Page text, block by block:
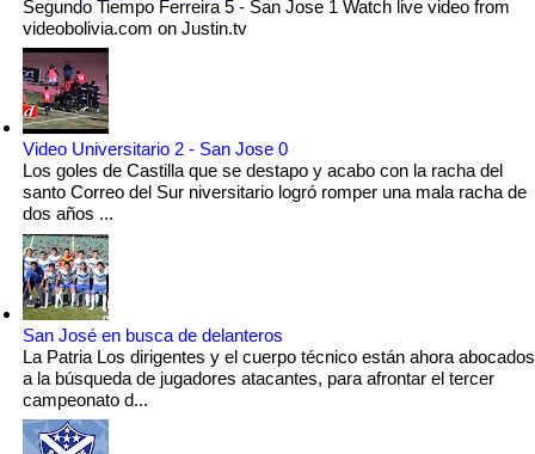
Segundo Tiempo Ferreira 5 - San Jose 1 Watch live video from
videobolivia.com on Justin.tv
Video Universitario 2 - San Jose 0
Los goles de Castilla que se destapo y acabo con la racha del
santo Correo del Sur niversitario logró romper una mala racha de
dos años ...
San José en busca de delanteros
La Patria Los dirigentes y el cuerpo técnico están ahora abocados
a la búsqueda de jugadores atacantes, para afrontar el tercer
campeonato d...